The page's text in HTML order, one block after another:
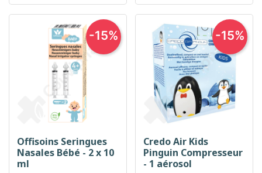
Offisoins Seringues
Nasales Bébé - 2 x 10
ml
-15%
Credo Air Kids
Pinguin Compresseur
- 1 aérosol
-15%